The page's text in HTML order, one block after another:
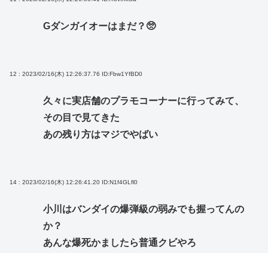
Gダンガイオーはまだ？🥺
12 : 2023/02/16(木) 12:26:37.76 ID:Fbw1YfBD0
久々に実店舗のプラモコーナーに行ってみて、
その目で見てきた
あの残り方はマジでやばい
14 : 2023/02/16(木) 12:26:41.20 ID:N1f4GLfl0
小川はバンダイの爆弾級の弱みでも握ってんの
か？
あんな爆死かましたら普通クビやろ